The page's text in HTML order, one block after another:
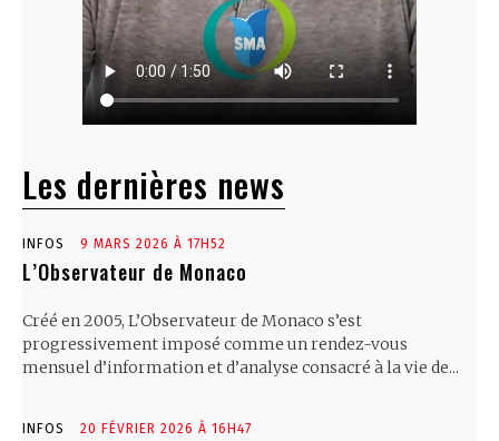
Les dernières news
INFOS 9 MARS 2026 À 17H52
L’Observateur de Monaco
Créé en 2005, L’Observateur de Monaco s’est
progressivement imposé comme un rendez-vous
mensuel d’information et d’analyse consacré à la vie de...
INFOS 20 FÉVRIER 2026 À 16H47